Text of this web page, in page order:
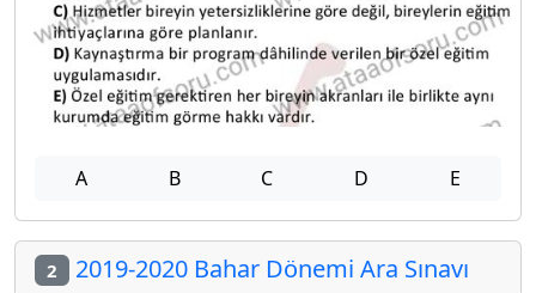
A B C D E
2 2019-2020 Bahar Dönemi Ara Sınavı